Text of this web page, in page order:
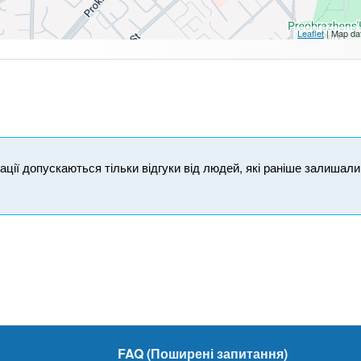
Leaflet| Map
допускаються тільки відгуки від людей, які раніше
FAQ (Поширені запитання)